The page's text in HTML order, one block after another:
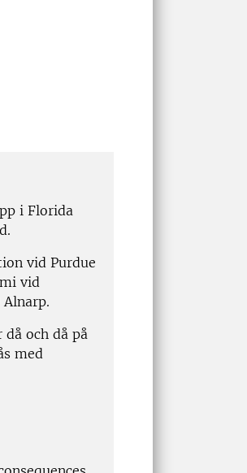
i Florida
vid Purdue
vid
och då på
med